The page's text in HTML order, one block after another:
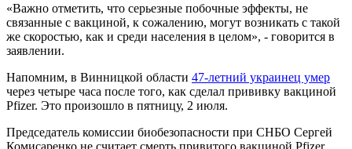
«Важно отметить, что серьезные побочные эффекты, не
связанные с вакциной, к сожалению, могут возникать с такой
же скоростью, как и среди населения в целом», - говорится в
заявлении.
Напомним, в Винницкой области 47-летний украинец умер
через четыре часа после того, как сделал прививку вакциной
Pfizer. Это произошло в пятницу, 2 июля.
Председатель комиссии биобезопасности при СНБО Сергей
Комисаренко не считает смерть привитого вакциной Pfizer